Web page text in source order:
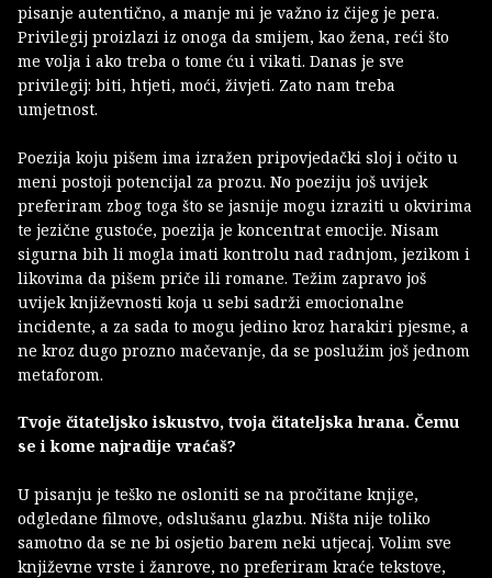
pisanje autentično, a manje mi je važno iz čijeg je pera.
Privilegij proizlazi iz onoga da smijem, kao žena, reći što
me volja i ako treba o tome ću i vikati. Danas je sve
privilegij: biti, htjeti, moći, živjeti. Zato nam treba
umjetnost.
Poezija koju pišem ima izražen pripovjedački sloj i očito u
meni postoji potencijal za prozu. No poeziju još uvijek
preferiram zbog toga što se jasnije mogu izraziti u okvirima
te jezične gustoće, poezija je koncentrat emocije. Nisam
sigurna bih li mogla imati kontrolu nad radnjom, jezikom i
likovima da pišem priče ili romane. Težim zapravo još
uvijek književnosti koja u sebi sadrži emocionalne
incidente, a za sada to mogu jedino kroz harakiri pjesme, a
ne kroz dugo prozno mačevanje, da se poslužim još jednom
metaforom.
Tvoje čitateljsko iskustvo, tvoja čitateljska hrana. Čemu
se i kome najradije vraćaš?
U pisanju je teško ne osloniti se na pročitane knjige,
odgledane filmove, odslušanu glazbu. Ništa nije toliko
samotno da se ne bi osjetio barem neki utjecaj. Volim sve
književne vrste i žanrove, no preferiram kraće tekstove,